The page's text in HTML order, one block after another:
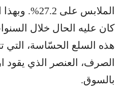
الملابس على
كان عليه الحال خلال
هذه السلع الحسّاسة، التي
الصرف، العنصر الذي يقود
بالسوق.